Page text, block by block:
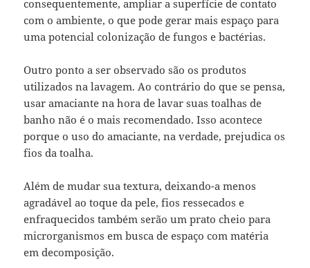
consequentemente, ampliar a superfície de contato
com o ambiente, o que pode gerar mais espaço para
uma potencial colonização de fungos e bactérias.
Outro ponto a ser observado são os produtos
utilizados na lavagem. Ao contrário do que se pensa,
usar amaciante na hora de lavar suas toalhas de
banho não é o mais recomendado. Isso acontece
porque o uso do amaciante, na verdade, prejudica os
fios da toalha.
Além de mudar sua textura, deixando-a menos
agradável ao toque da pele, fios ressecados e
enfraquecidos também serão um prato cheio para
microrganismos em busca de espaço com matéria
em decomposição.